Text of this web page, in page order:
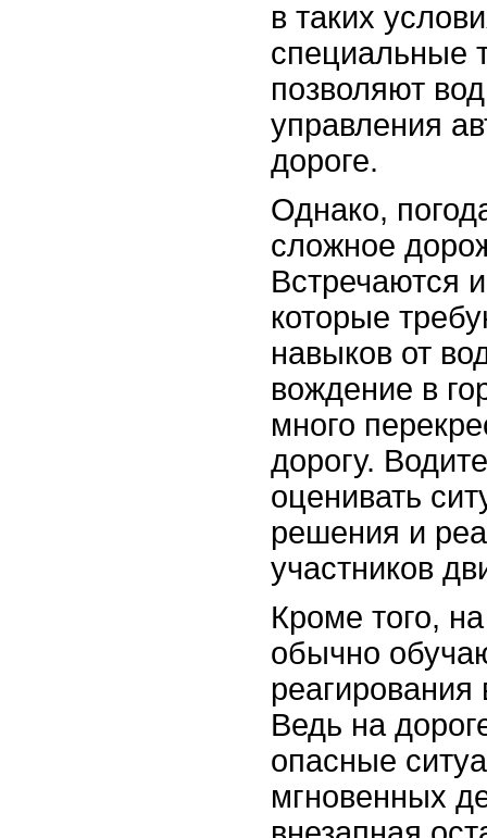
в таких
специальные
позволяют
управления
дороге.
Однако,
сложное
Встречаются
которые
навыков от
вождение в
много
дорогу.
оценивать
решения и
участников
Кроме того,
обычно
реагирования
Ведь на
опасные
мгновенных